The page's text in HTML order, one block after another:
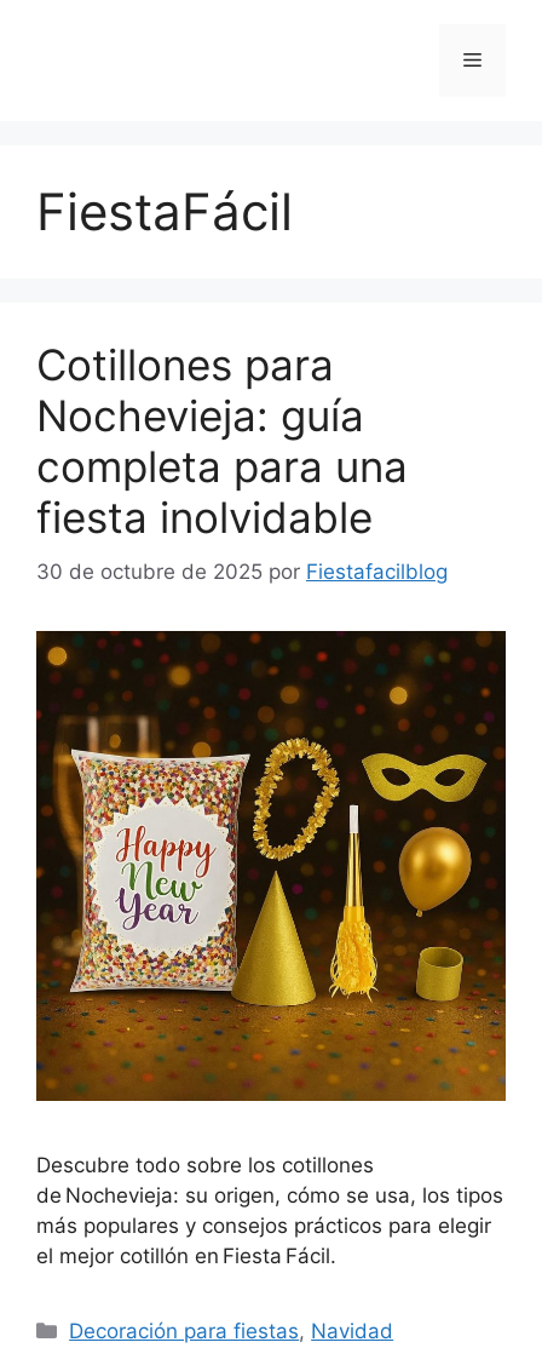
Menú
FiestaFácil
Cotillones para
Nochevieja: guía
completa para una
fiesta inolvidable
30 de octubre de 2025 por Fiestafacilblog
Descubre todo sobre los cotillones
de Nochevieja: su origen, cómo se usa, los tipos
más populares y consejos prácticos para elegir
el mejor cotillón en Fiesta Fácil.
Categorías
Decoración para fiestas, Navidad